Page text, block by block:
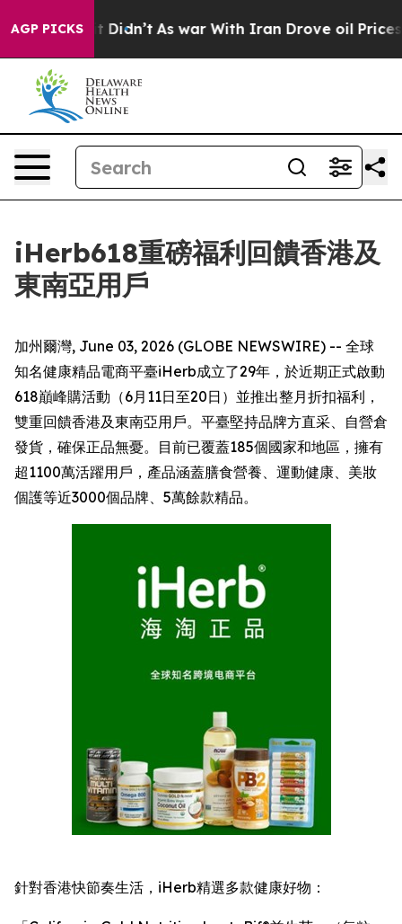
AGP PICKS
it Didn’t As war With Iran Drove oil Prices Higher,
iHerb618重磅福利回饋香港及
東南亞用戶
加州爾灣, June 03, 2026 (GLOBE NEWSWIRE) -- 全球
知名健康精品電商平臺iHerb成立了29年，於近期正式啟動
618巔峰購活動（6月11日至20日）並推出整月折扣福利，
雙重回饋香港及東南亞用戶。平臺堅持品牌方直采、自營倉
發貨，確保正品無憂。目前已覆蓋185個國家和地區，擁有
超1100萬活躍用戶，產品涵蓋膳食營養、運動健康、美妝
個護等近3000個品牌、5萬餘款精品。
針對香港快節奏生活，iHerb精選多款健康好物：